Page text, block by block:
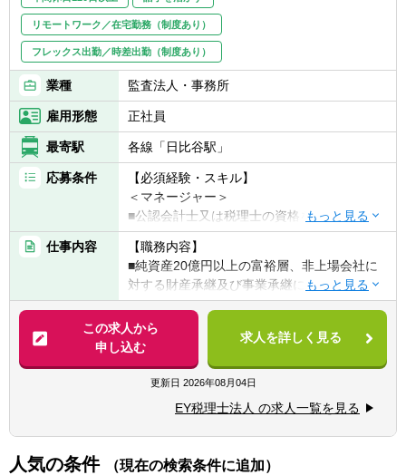
来をひらく」というミッションを意識し、学
び続けながら専門性を深化させられる方を歓
迎します。
■税理士としてのキャリアを明確に志し、税
務の専門性を深めていきたい方
■正確性・責任感を持ち、粘り強く業務に取
り組める方
■複雑な税務論点を整理し、分かりやすく伝
える力を身につけたい方
■法改正や制度変更を前向きに捉え、継続的
■周囲と協働し、クライアントに寄り添いな
がら最適解を追求できる方
リモートワーク／在宅勤務（制度あり）
フレックス出勤／時差出勤（制度あり）
業種 監査法人・事務所
雇用形態 正社員
最寄駅 各線「日比谷駅」
応募条件
【必須経験・スキル】
＜マネージャー＞
■公認会計士又は税理士の資格を有している
こと
■公認会計士又は税理士の業界において７年
以上の実務経験があること
■レビュースキルがあり、自身で税務判断の
経験があること
■チームのマネジメント経験のあること
■Microsoft Excel・Wordなどの基本的なPCス
キルがあること
■以下のいずれかに係る３年以上の実務経験
があること
（ⅲ）FAS（ファイナンシャル・アドバイザ
仕事内容
【職務内容】
■純資産20億円以上の富裕層、非上場会社に
対する財産承継及び事業承継に係るアドバイ
ザリー業務に従事していただきます。
■ほとんどのクライアントが純金融資産3,000
万ドル（45億円以上）の超富裕層、簿価純資
産50億円以上の非上場会社であることから、
通常のアドバイザリー業務に比べて難易度が
高くなります。
■相続人、被相続人が非居住者である事案も
あるため、国際相続・国際事業承継に興味の
ある方を歓迎します。
この求人から
申し込む
求人を詳しく見る
更新日 2026年08月04日
EY税理士法人 の求人一覧を見る
人気の条件 （現在の検索条件に追加）